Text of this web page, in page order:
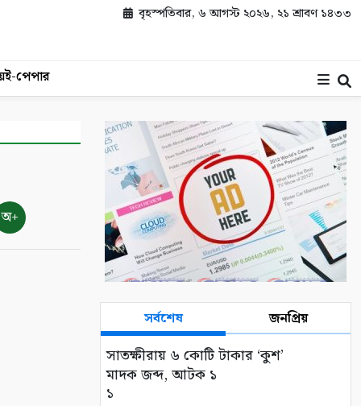
বৃহস্পতিবার, ৬ আগস্ট ২০২৬, ২১ শ্রাবণ ১৪৩৩
ই-পেপার
অ+
সর্বশেষ জনপ্রিয়
সাতক্ষীরায় ৬ কোটি টাকার ‘কুশ’
মাদক জব্দ, আটক ১
১